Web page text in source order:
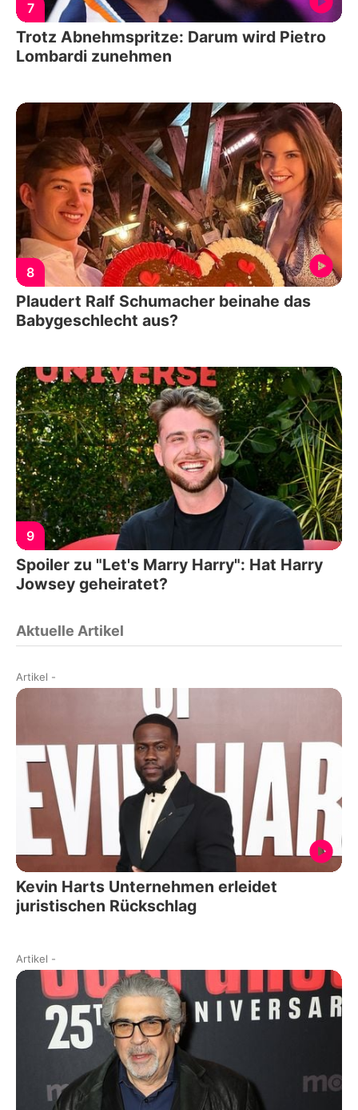
7
Trotz Abnehmspritze: Darum wird Pietro
Lombardi zunehmen
8
Plaudert Ralf Schumacher beinahe das
Babygeschlecht aus?
9
Spoiler zu "Let's Marry Harry": Hat Harry
Jowsey geheiratet?
Aktuelle Artikel
Artikel -
Kevin Harts Unternehmen erleidet
juristischen Rückschlag
Artikel -